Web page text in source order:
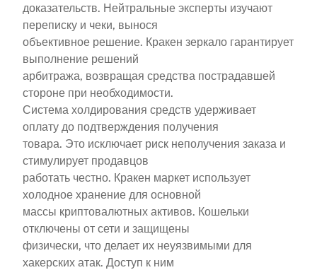
доказательств. Нейтральные эксперты изучают
переписку и чеки, вынося
объективное решение. Кракен зеркало гарантирует
выполнение решений
арбитража, возвращая средства пострадавшей
стороне при необходимости.
Система холдирования средств удерживает
оплату до подтверждения получения
товара. Это исключает риск неполучения заказа и
стимулирует продавцов
работать честно. Кракен маркет использует
холодное хранение для основной
массы криптовалютных активов. Кошельки
отключены от сети и защищены
физически, что делает их неуязвимыми для
хакерских атак. Доступ к ним